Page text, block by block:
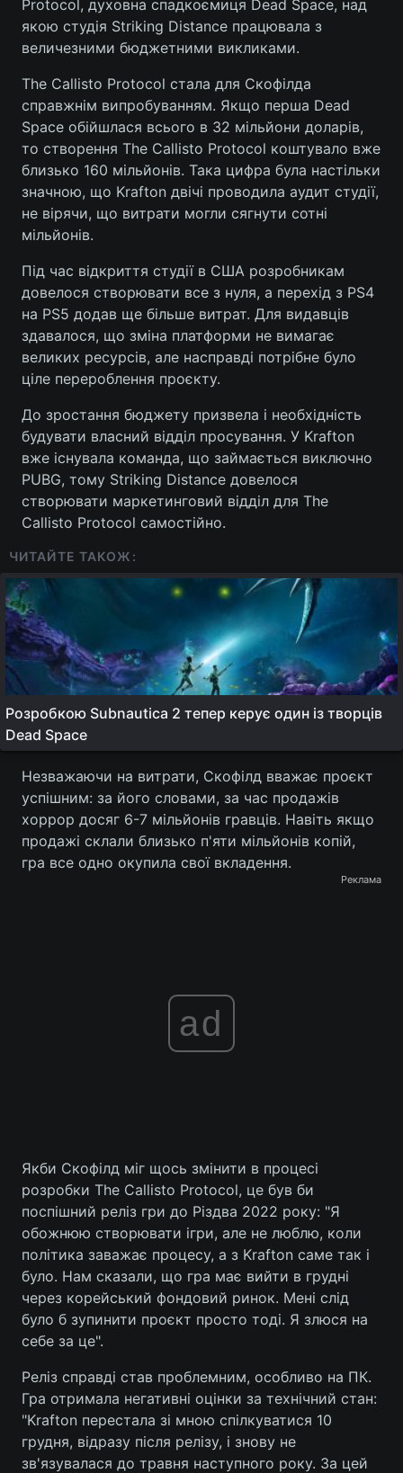
Protocol, духовна спадкоємиця Dead Space, над
якою студія Striking Distance працювала з
величезними бюджетними викликами.
The Callisto Protocol стала для Скофілда
справжнім випробуванням. Якщо перша Dead
Space обійшлася всього в 32 мільйони доларів,
то створення The Callisto Protocol коштувало вже
близько 160 мільйонів. Така цифра була настільки
значною, що Krafton двічі проводила аудит студії,
не вірячи, що витрати могли сягнути сотні
мільйонів.
Під час відкриття студії в США розробникам
довелося створювати все з нуля, а перехід з PS4
на PS5 додав ще більше витрат. Для видавців
здавалося, що зміна платформи не вимагає
великих ресурсів, але насправді потрібне було
ціле перероблення проєкту.
До зростання бюджету призвела і необхідність
будувати власний відділ просування. У Krafton
вже існувала команда, що займається виключно
PUBG, тому Striking Distance довелося
створювати маркетинговий відділ для The
Callisto Protocol самостійно.
ЧИТАЙТЕ ТАКОЖ:
Розробкою Subnautica 2 тепер керує один із творців
Dead Space
Незважаючи на витрати, Скофілд вважає проєкт
успішним: за його словами, за час продажів
хоррор досяг 6-7 мільйонів гравців. Навіть якщо
продажі склали близько п'яти мільйонів копій,
гра все одно окупила свої вкладення.
Реклама
ad
Якби Скофілд міг щось змінити в процесі
розробки The Callisto Protocol, це був би
поспішний реліз гри до Різдва 2022 року: "Я
обожнюю створювати ігри, але не люблю, коли
політика заважає процесу, а з Krafton саме так і
було. Нам сказали, що гра має вийти в грудні
через корейський фондовий ринок. Мені слід
було б зупинити проєкт просто тоді. Я злюся на
себе за це".
Реліз справді став проблемним, особливо на ПК.
Гра отримала негативні оцінки за технічний стан:
"Krafton перестала зі мною спілкуватися 10
грудня, відразу після релізу, і знову не
зв'язувалася до травня наступного року. За цей